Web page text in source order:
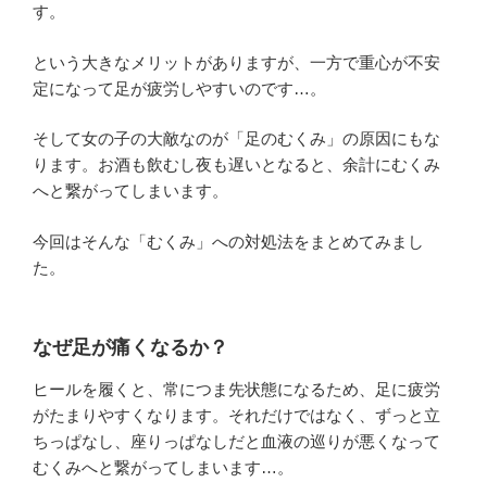
す。
という大きなメリットがありますが、一方で重心が不安
定になって足が疲労しやすいのです…。
そして女の子の大敵なのが「足のむくみ」の原因にもな
ります。お酒も飲むし夜も遅いとなると、余計にむくみ
へと繋がってしまいます。
今回はそんな「むくみ」への対処法をまとめてみまし
た。
なぜ足が痛くなるか？
ヒールを履くと、常につま先状態になるため、足に疲労
がたまりやすくなります。それだけではなく、ずっと立
ちっぱなし、座りっぱなしだと血液の巡りが悪くなって
むくみへと繋がってしまいます…。